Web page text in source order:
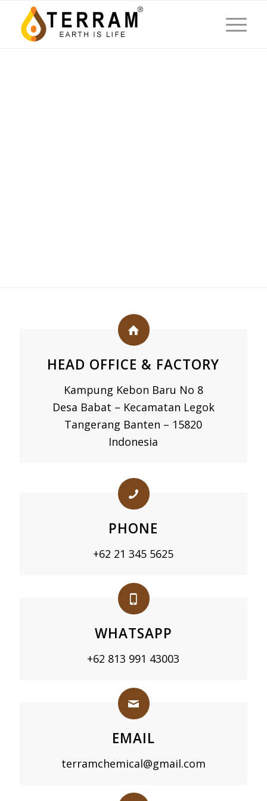
HEAD OFFICE & FACTORY
Kampung Kebon Baru No 8
Desa Babat – Kecamatan Legok
Tangerang Banten – 15820
Indonesia
PHONE
+62 21 345 5625
WHATSAPP
+62 813 991 43003
EMAIL
terramchemical@gmail.com